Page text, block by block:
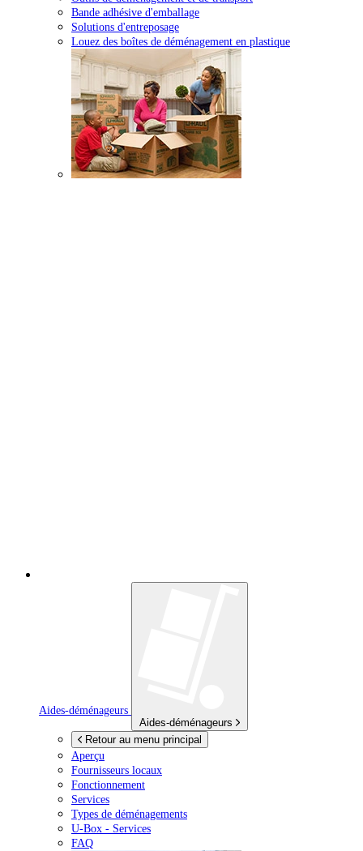
Bande adhésive d'emballage
Solutions d'entreposage
Louez des boîtes de déménagement en plastique
Aides-déménageurs
Aides-déménageurs
Retour au menu principal
Aperçu
Fournisseurs locaux
Fonctionnement
Services
Types de déménagements
U-Box - Services
FAQ